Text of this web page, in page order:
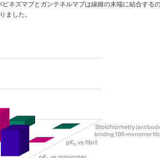
ネズマブとガンテネルマブは線維の末端に結合する
ました。